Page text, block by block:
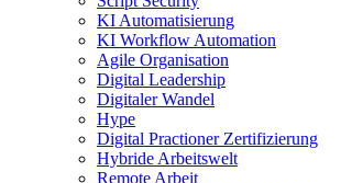
KI Automatisierung
KI Workflow Automation
Agile Organisation
Digital Leadership
Digitaler Wandel
Hype
Digital Practioner Zertifizierung
Hybride Arbeitswelt
Remote Arbeit